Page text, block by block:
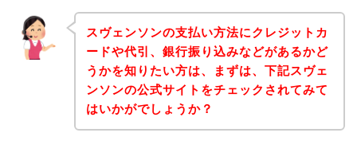
スヴェンソンの支払い方法にクレジットカ
ードや代引、銀行振り込みなどがあるかど
うかを知りたい方は、まずは、下記スヴェ
ンソンの公式サイトをチェックされてみて
はいかがでしょうか？